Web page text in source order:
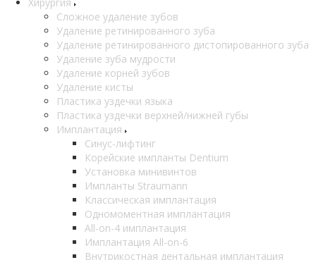
Сложное удаление зубов
Удаление ретинированного зуба
Удаление ретинированного дистопированного зуба
Удаление зуба мудрости
Удаление корней зубов
Удаление кисты
Пластика уздечки языка
Пластика уздечки верхней/нижней губы
Имплантация
Синус-лифтинг
Корейские импланты Dentium
Установка минивинтов
Импланты Straumann
Классическая имплантация
Одномоментная имплантация
All-on-4 имплантация
Имплантация All-on-6
Внутрикостная дентальная имплантация